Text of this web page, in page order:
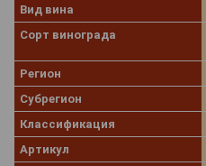
Вид вина
Сорт винограда
Регион
Субрегион
Классификация
Артикул